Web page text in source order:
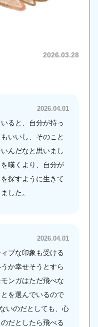
2026.03.28
2026.04.01
ると、自分が持っ
いいし、そのこと
んだなと思いまし
嘆くより、自分が
探すように生きて
した。
2026.04.01
ブな印象も受ける
か幸せそうとすら
ンガはただ飛べな
を選んでいるので
いのだとしても、心
だとしたら飛べる